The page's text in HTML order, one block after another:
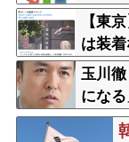
【東
は装
得た」
玉川
にな